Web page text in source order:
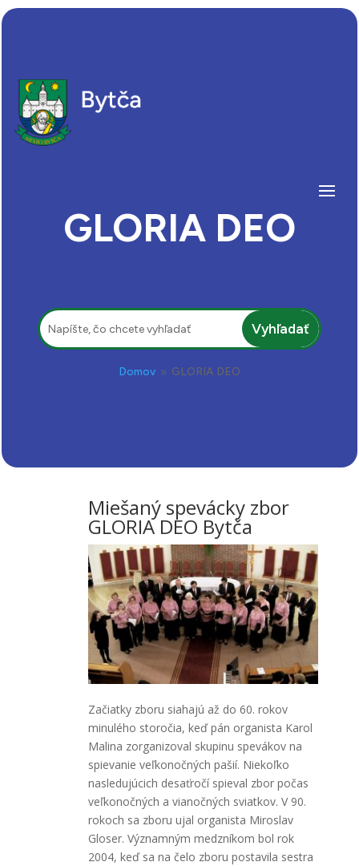
GLORIA DEO
Hľadať:
Domov 9 GLORIA DEO
Miešaný spevácky zbor
GLORIA DEO Bytča
Začiatky zboru siahajú až do 60. rokov
minulého storočia, keď pán organista Karol
Malina zorganizoval skupinu spevákov na
spievanie veľkonočných pašií. Niekoľko
nasledujúcich desaťročí spieval zbor počas
veľkonočných a vianočných sviatkov. V 90.
rokoch sa zboru ujal organista Miroslav
Gloser. Významným medzníkom bol rok
2004, keď sa na čelo zboru postavila sestra